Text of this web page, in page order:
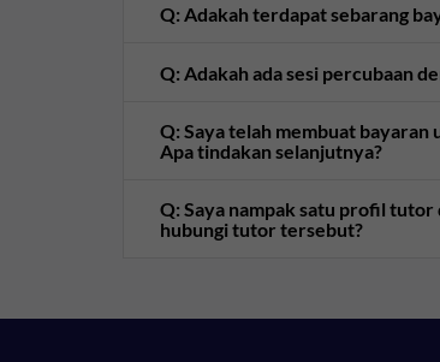
Q: Adakah terdapat sebarang
Q: Adakah ada sesi percubaan
Q: Saya telah membuat
Apa tindakan selanjutnya?
Q: Saya nampak satu profil
hubungi tutor tersebut?